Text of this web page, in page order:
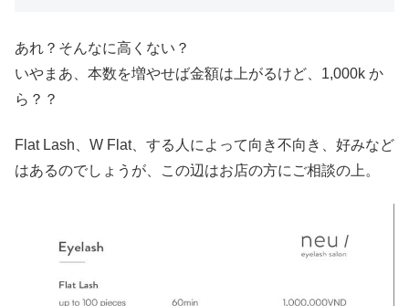
あれ？そんなに高くない？
いやまあ、本数を増やせば金額は上がるけど、1,000k か
ら？？
Flat Lash、W Flat、する人によって向き不向き、好みなど
はあるのでしょうが、この辺はお店の方にご相談の上。